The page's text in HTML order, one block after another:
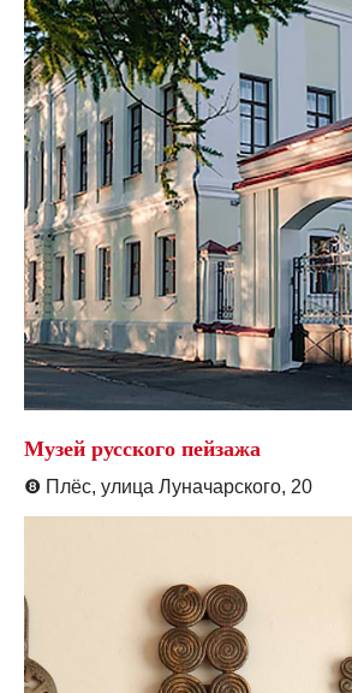
Музей русского пейзажа
❽ Плёс, улица Луначарского, 20